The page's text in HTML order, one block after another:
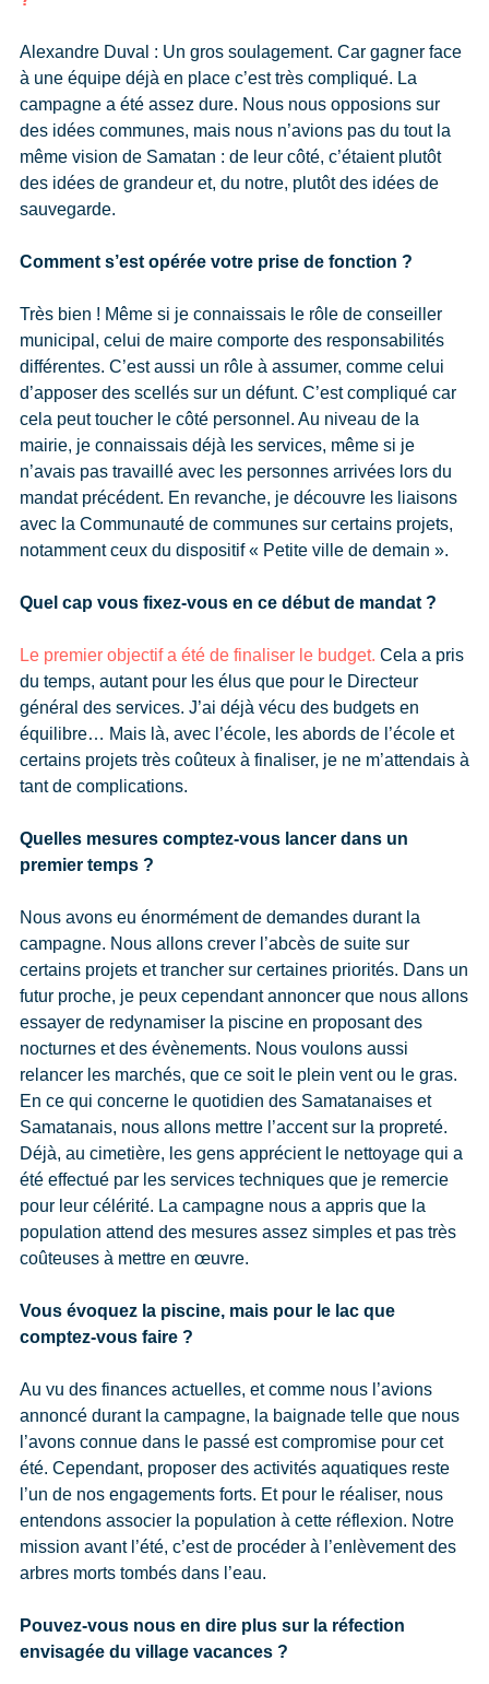
Alexandre Duval : Un gros soulagement. Car gagner face
à une équipe déjà en place c’est très compliqué. La
campagne a été assez dure. Nous nous opposions sur
des idées communes, mais nous n’avions pas du tout la
même vision de Samatan : de leur côté, c’étaient plutôt
des idées de grandeur et, du notre, plutôt des idées de
sauvegarde.
Comment s’est opérée votre prise de fonction ?
Très bien ! Même si je connaissais le rôle de conseiller
municipal, celui de maire comporte des responsabilités
différentes. C’est aussi un rôle à assumer, comme celui
d’apposer des scellés sur un défunt. C’est compliqué car
cela peut toucher le côté personnel. Au niveau de la
mairie, je connaissais déjà les services, même si je
n’avais pas travaillé avec les personnes arrivées lors du
mandat précédent. En revanche, je découvre les liaisons
avec la Communauté de communes sur certains projets,
notamment ceux du dispositif « Petite ville de demain ».
Quel cap vous fixez-vous en ce début de mandat ?
Le premier objectif a été de finaliser le budget. Cela a pris
du temps, autant pour les élus que pour le Directeur
général des services. J’ai déjà vécu des budgets en
équilibre… Mais là, avec l’école, les abords de l’école et
certains projets très coûteux à finaliser, je ne m’attendais à
tant de complications.
Quelles mesures comptez-vous lancer dans un
premier temps ?
Nous avons eu énormément de demandes durant la
campagne. Nous allons crever l’abcès de suite sur
certains projets et trancher sur certaines priorités. Dans un
futur proche, je peux cependant annoncer que nous allons
essayer de redynamiser la piscine en proposant des
nocturnes et des évènements. Nous voulons aussi
relancer les marchés, que ce soit le plein vent ou le gras.
En ce qui concerne le quotidien des Samatanaises et
Samatanais, nous allons mettre l’accent sur la propreté.
Déjà, au cimetière, les gens apprécient le nettoyage qui a
été effectué par les services techniques que je remercie
pour leur célérité. La campagne nous a appris que la
population attend des mesures assez simples et pas très
coûteuses à mettre en œuvre.
Vous évoquez la piscine, mais pour le lac que
comptez-vous faire ?
Au vu des finances actuelles, et comme nous l’avions
annoncé durant la campagne, la baignade telle que nous
l’avons connue dans le passé est compromise pour cet
été. Cependant, proposer des activités aquatiques reste
l’un de nos engagements forts. Et pour le réaliser, nous
entendons associer la population à cette réflexion. Notre
mission avant l’été, c’est de procéder à l’enlèvement des
arbres morts tombés dans l’eau.
Pouvez-vous nous en dire plus sur la réfection
envisagée du village vacances ?